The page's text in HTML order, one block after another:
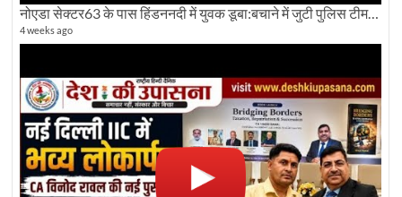
नोएडा सेक्टर63 के पास हिंडननदी में युवक डूबा:बचाने में जुटी पुलिस टीम: देखिए पूरी ग्राउंड रिपोर्टिंग
4 weeks ago